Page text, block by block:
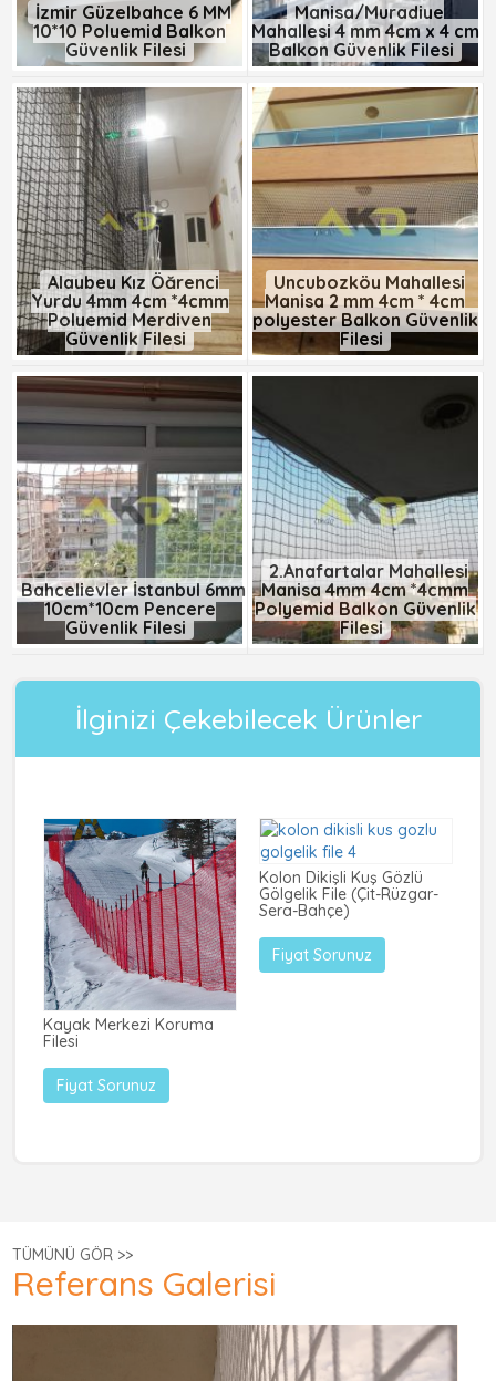
İzmir Güzelbahçe 6 MM
10*10 Polyemid Balkon
Güvenlik Filesi
Manisa/Muradiye
Mahallesi 4 mm 4cm x 4 cm
Balkon Güvenlik Filesi
Alaybey Kız Öğrenci
Yurdu 4mm 4cm *4cmm
Polyemid Merdiven
Güvenlik Filesi
Uncubozköy Mahallesi
Manisa 2 mm 4cm * 4cm
polyester Balkon Güvenlik
Filesi
Bahçelievler İstanbul 6mm
10cm*10cm Pencere
Güvenlik Filesi
2.Anafartalar Mahallesi
Manisa 4mm 4cm *4cmm
Polyemid Balkon Güvenlik
Filesi
İlginizi Çekebilecek Ürünler
Kayak Merkezi Koruma
Filesi
Fiyat Sorunuz
Kolon Dikişli Kuş Gözlü
Gölgelik File (Çit-Rüzgar-
Sera-Bahçe)
Fiyat Sorunuz
Referans Galerisi
TÜMÜNÜ GÖR >>